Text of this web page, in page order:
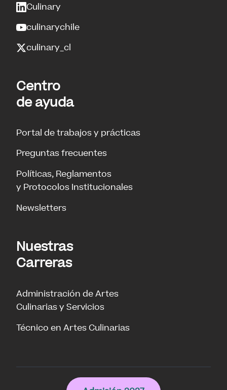
Culinary
culinarychile
culinary_cl
Centro
de ayuda
Portal de trabajos y prácticas
Preguntas frecuentes
Políticas, Reglamentos
y Protocolos Institucionales
Newsletters
Nuestras
Carreras
Administración de Artes
Culinarias y Servicios
Técnico en Artes Culinarias